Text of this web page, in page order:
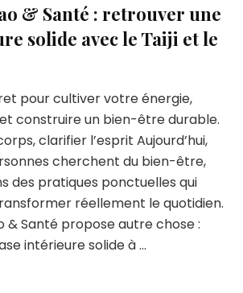
& Santé : retrouver une
solide avec le Taiji et le
pour cultiver votre énergie,
construire un bien-être durable.
clarifier l’esprit Aujourd’hui,
cherchent du bien-être,
des pratiques ponctuelles qui
réellement le quotidien.
& Santé propose autre chose :
intérieure solide à …